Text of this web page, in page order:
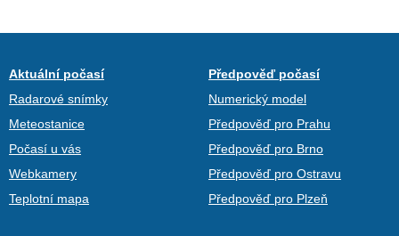
Aktuální počasí
Radarové snímky
Meteostanice
Počasí u vás
Webkamery
Teplotní mapa
Předpověď počasí
Numerický model
Předpověď pro Prahu
Předpověď pro Brno
Předpověď pro Ostravu
Předpověď pro Plzeň